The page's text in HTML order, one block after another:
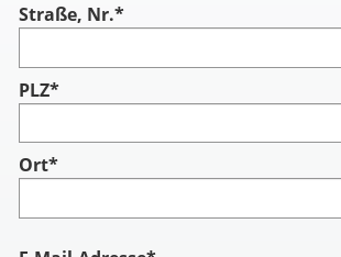
Straße, Nr.*
PLZ*
Ort*